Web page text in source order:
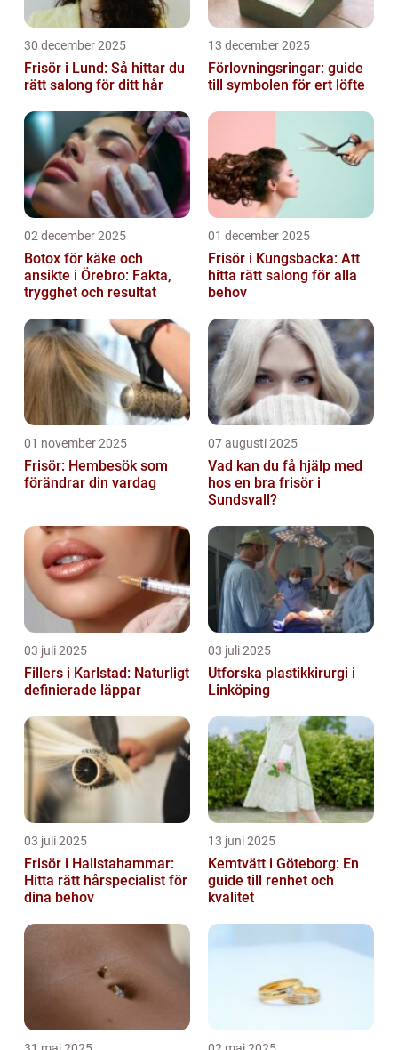
30 december 2025
Frisör i Lund: Så hittar du
rätt salong för ditt hår
13 december 2025
Förlovningsringar: guide
till symbolen för ert löfte
02 december 2025
Botox för käke och
ansikte i Örebro: Fakta,
trygghet och resultat
01 december 2025
Frisör i Kungsbacka: Att
hitta rätt salong för alla
behov
01 november 2025
Frisör: Hembesök som
förändrar din vardag
07 augusti 2025
Vad kan du få hjälp med
hos en bra frisör i
Sundsvall?
03 juli 2025
Fillers i Karlstad: Naturligt
definierade läppar
03 juli 2025
Utforska plastikkirurgi i
Linköping
03 juli 2025
Frisör i Hallstahammar:
Hitta rätt hårspecialist för
dina behov
13 juni 2025
Kemtvätt i Göteborg: En
guide till renhet och
kvalitet